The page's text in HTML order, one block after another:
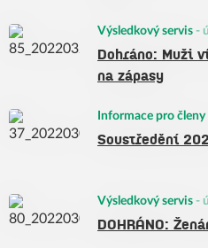
Výsledkový servis -
Dohráno: Muži
na zápasy
Informace pro členy
Soustředění
Výsledkový servis -
DOHRÁNO: